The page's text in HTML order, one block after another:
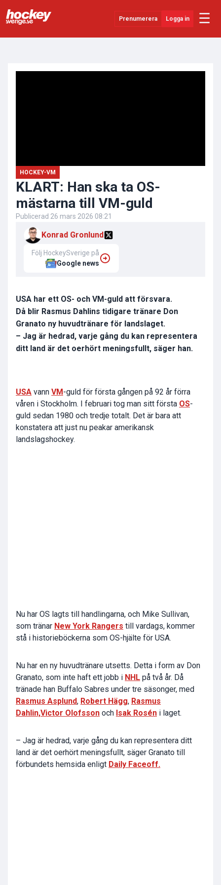
Prenumerera Logga in ☰
HOCKEY-VM
KLART: Han ska ta OS-
mästarna till VM-guld
Publicerad 26 mars 2026 08:21
Konrad Gronlund
Följ HockeySverige på
Google news
USA har ett OS- och VM-guld att försvara.
Då blir Rasmus Dahlins tidigare tränare Don
Granato ny huvudtränare för landslaget.
– Jag är hedrad, varje gång du kan representera
ditt land är det oerhört meningsfullt, säger han.
USA vann VM -guld för första gången på 92 år förra
våren i Stockholm. I februari tog man sitt första OS-
guld sedan 1980 och tredje totalt. Det är bara att
konstatera att just nu peakar amerikansk
landslagshockey.
Nu har OS lagts till handlingarna, och Mike Sullivan,
som tränar New York Rangers till vardags, kommer
stå i historieböckerna som OS-hjälte för USA.
Nu har en ny huvudtränare utsetts. Detta i form av Don
Granato, som inte haft ett jobb i NHL på två år. Då
tränade han Buffalo Sabres under tre säsonger, med
Rasmus Asplund, Robert Hägg, Rasmus
Dahlin,Victor Olofsson och Isak Rosén i laget.
– Jag är hedrad, varje gång du kan representera ditt
land är det oerhört meningsfullt, säger Granato till
förbundets hemsida enligt Daily Faceoff.